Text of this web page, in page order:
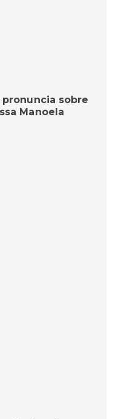
pronuncia sobre
Manoela